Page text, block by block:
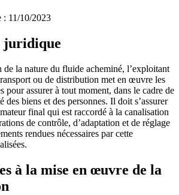
: 11/10/2023
juridique
la nature du fluide acheminé, l’exploitant
ou de distribution met en œuvre les
pour assurer à tout moment, dans le cadre de
des biens et des personnes. Il doit s’assurer
final qui est raccordé à la canalisation
de contrôle, d’adaptation et de réglage
rendues nécessaires par cette
à la mise en œuvre de la